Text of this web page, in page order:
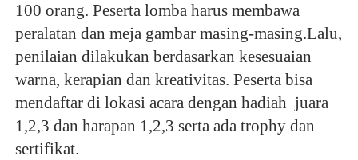
100 orang. Peserta lomba harus membawa
peralatan dan meja gambar masing-masing.Lalu,
penilaian dilakukan berdasarkan kesesuaian
warna, kerapian dan kreativitas. Peserta bisa
mendaftar di lokasi acara dengan hadiah juara
1,2,3 dan harapan 1,2,3 serta ada trophy dan
sertifikat.